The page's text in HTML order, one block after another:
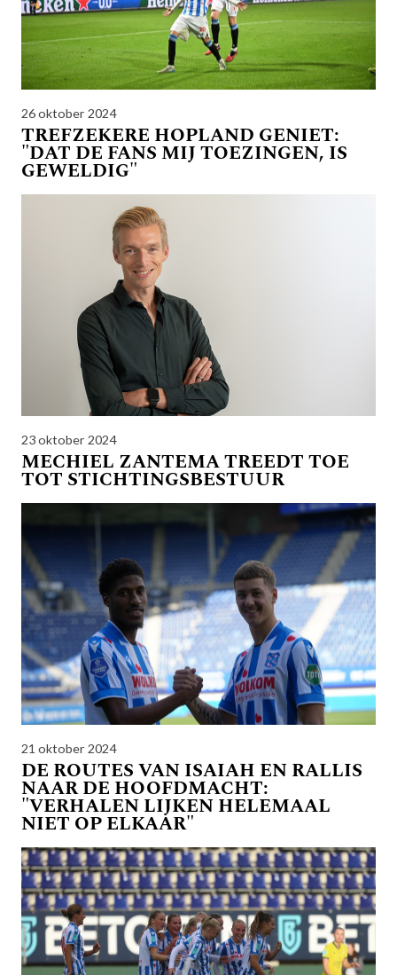
26 oktober 2024
TREFZEKERE HOPLAND GENIET:
"DAT DE FANS MIJ TOEZINGEN, IS
GEWELDIG"
23 oktober 2024
MECHIEL ZANTEMA TREEDT TOE
TOT STICHTINGSBESTUUR
21 oktober 2024
DE ROUTES VAN ISAIAH EN RALLIS
NAAR DE HOOFDMACHT:
"VERHALEN LIJKEN HELEMAAL
NIET OP ELKAAR"